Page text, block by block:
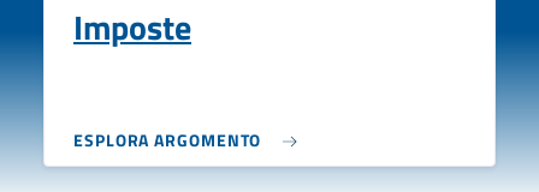
Imposte
ESPLORA ARGOMENTO